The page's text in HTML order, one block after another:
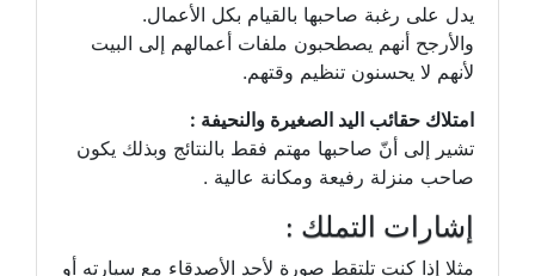
يدل على رغبة صاحبها بالقيام بكل الأعمال.
والأرجح أنهم يصطحبون ملفات أعمالهم إلى البيت
لأنهم لا يحسنون تنظيم وقتهم.
امتلاك حقائب اليد الصغيرة والنحيفة :
تشير إلى أنّ صاحبها مهتم فقط بالنتائج وبذلك يكون
صاحب منزلة رفيعة ومكانة عالية .
إشارات التملك :
مثلا إذا كنت تلتقط صورة لأحد الأصدقاء مع سيارته أو